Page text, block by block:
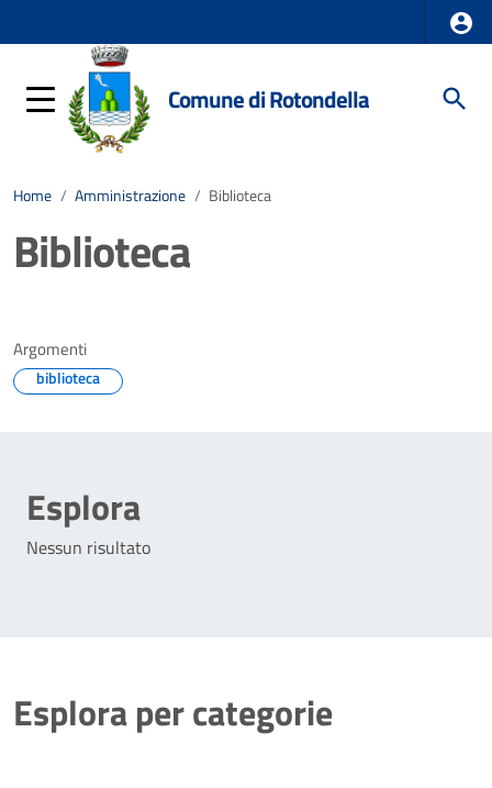
Comune di Rotondella
Home / Amministrazione / Biblioteca
Biblioteca
Argomenti
biblioteca
Esplora
Nessun risultato
Esplora per categorie